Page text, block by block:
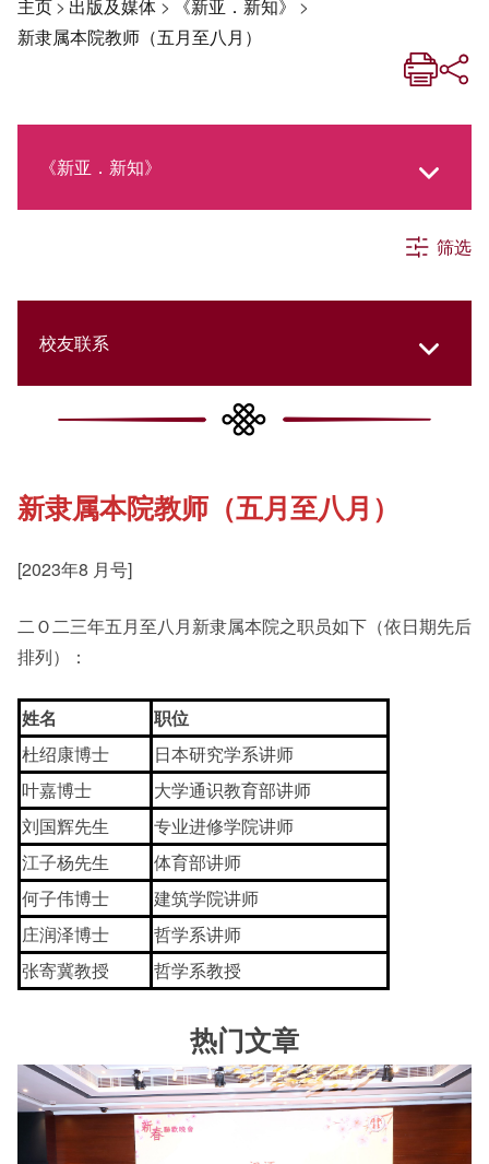
主页> 出版及媒体 > 《新亚．新知》 >
新隶属本院教师（五月至八月）
《新亚．新知》
社交媒体专栏
《新亚简讯》
《新亚书院概览》
影片库
筛选
校友联系
College Updates
Cultural Topics
新隶属本院教师（五月至八月）
[2023年8 月号]
二Ｏ二三年五月至八月新隶属本院之职员如下（依日期先后
排列）：
姓名
职位
杜绍康博士
日本研究学系讲师
叶嘉博士
大学通识教育部讲师
刘国辉先生
专业进修学院讲师
江子杨先生
体育部讲师
何子伟博士
建筑学院讲师
庄润泽博士
哲学系讲师
张寄冀教授
哲学系教授
热门文章